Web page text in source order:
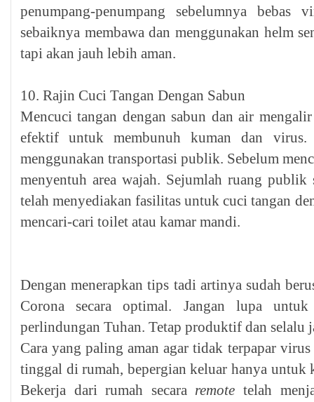
penumpang-penumpang sebelumnya
sebaiknya membawa dan menggunakan helm
tapi akan jauh lebih aman.
10. Rajin Cuci Tangan Dengan Sabun
Mencuci tangan dengan sabun dan air
efektif untuk membunuh kuman dan virus.
menggunakan transportasi publik. Sebelum
menyentuh area wajah. Sejumlah ruang
telah menyediakan fasilitas untuk cuci tangan
mencari-cari toilet atau kamar mandi.
Dengan menerapkan tips tadi artinya sudah
Corona secara optimal. Jangan lupa
perlindungan Tuhan. Tetap produktif dan selalu
Cara yang paling aman agar tidak terpapar
tinggal di rumah, bepergian keluar hanya untuk
Bekerja dari rumah secara remote telah